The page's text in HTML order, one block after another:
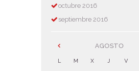
octubre 2016
septiembre2016
AGOSTO
L M X J V